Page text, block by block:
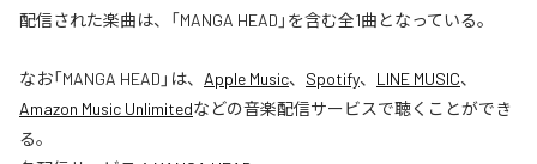
配信された楽曲は、「MANGA HEAD」を含む全1曲となっている。
なお「MANGA HEAD 」は、 Apple Music、 Spotify、 LINE MUSIC、
Amazon Music Unlimitedなどの音楽配信サービスで聴くことができ
る。